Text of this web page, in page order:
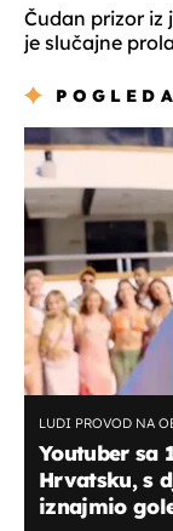
Čudan prizor
je slučajne
LUDI PROVOD NA
Youtuber sa
Hrvatsku, s
iznajmio